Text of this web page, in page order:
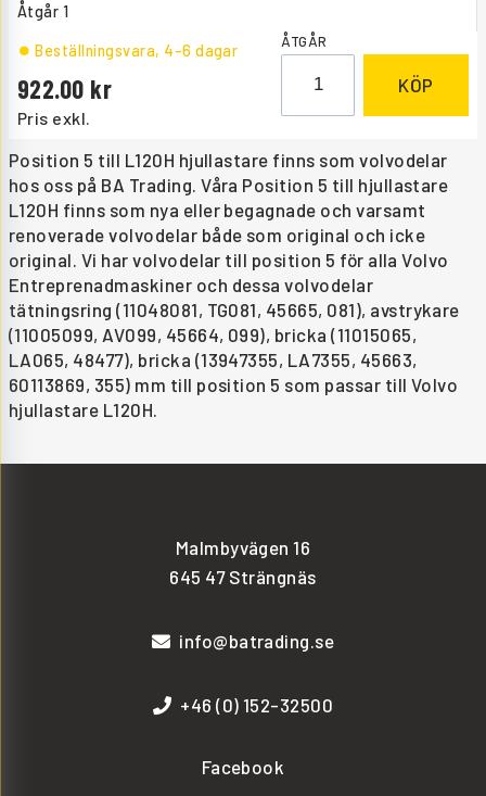
Åtgår 1
Pris exkl.
922.00
Beställningsvara, 4-6 dagar ÅTGÅR
KÖP
Position 5 till L120H hjullastare finns som volvodelar
hos oss på BA Trading. Våra Position 5 till hjullastare
L120H finns som nya eller begagnade och varsamt
renoverade volvodelar både som original och icke
original. Vi har volvodelar till position 5 för alla Volvo
Entreprenadmaskiner och dessa volvodelar
tätningsring (11048081, TG081, 45665, 081), avstrykare
(11005099, AV099, 45664, 099), bricka (11015065,
LA065, 48477), bricka (13947355, LA7355, 45663,
60113869, 355) mm till position 5 som passar till Volvo
hjullastare L120H.
Malmbyvägen 16
645 47 Strängnäs
info@batrading.se
+46 (0) 152-32500
Facebook